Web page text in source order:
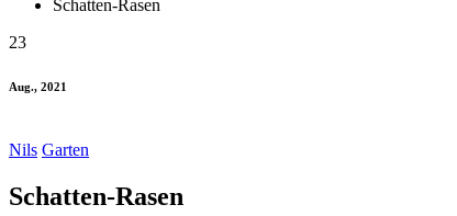
Schatten-Rasen
23
Aug., 2021
Nils Garten
Schatten-Rasen